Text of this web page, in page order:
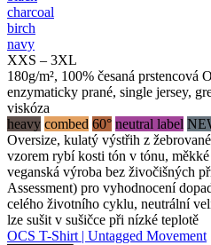
charcoal
birch
navy
XXS – 3XL
180g/m², 100% česaná prstencová
enzymaticky prané, single jersey,
viskóza
heavy combed 60° neutral label
Oversize, kulatý výstřih z
vzorem rybí kosti tón v tónu,
veganská výroba bez živočišných
Assessment) pro vyhodnocení
celého životního cyklu, neutrální
lze sušit v sušičce při nízké teplotě
OCS T-Shirt | Untagged Movement